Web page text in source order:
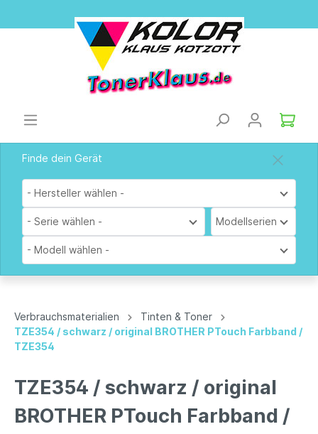
Finde dein Gerät
- Hersteller wählen -
- Serie wählen - Modellserien
- Modell wählen -
Verbrauchsmaterialien
Tinten & Toner
TZE354 / schwarz / original BROTHER PTouch Farbband /
TZE354
TZE354 / schwarz / original
BROTHER PTouch Farbband /